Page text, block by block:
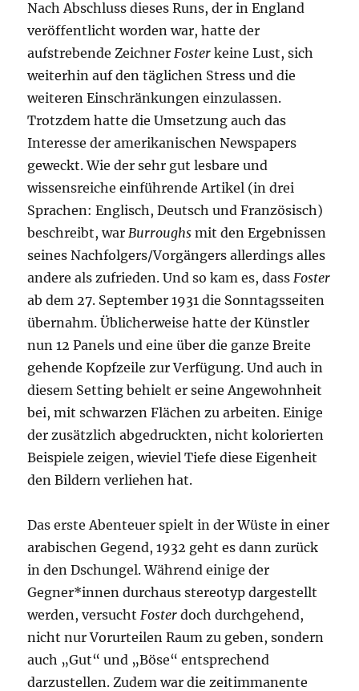
Nach Abschluss dieses Runs, der in England
veröffentlicht worden war, hatte der
aufstrebende Zeichner Foster keine Lust, sich
weiterhin auf den täglichen Stress und die
weiteren Einschränkungen einzulassen.
Trotzdem hatte die Umsetzung auch das
Interesse der amerikanischen Newspapers
geweckt. Wie der sehr gut lesbare und
wissensreiche einführende Artikel (in drei
Sprachen: Englisch, Deutsch und Französisch)
beschreibt, war Burroughs mit den Ergebnissen
seines Nachfolgers/Vorgängers allerdings alles
andere als zufrieden. Und so kam es, dass Foster
ab dem 27. September 1931 die Sonntagsseiten
übernahm. Üblicherweise hatte der Künstler
nun 12 Panels und eine über die ganze Breite
gehende Kopfzeile zur Verfügung. Und auch in
diesem Setting behielt er seine Angewohnheit
bei, mit schwarzen Flächen zu arbeiten. Einige
der zusätzlich abgedruckten, nicht kolorierten
Beispiele zeigen, wieviel Tiefe diese Eigenheit
den Bildern verliehen hat.
Das erste Abenteuer spielt in der Wüste in einer
arabischen Gegend, 1932 geht es dann zurück
in den Dschungel. Während einige der
Gegner*innen durchaus stereotyp dargestellt
werden, versucht Foster doch durchgehend,
nicht nur Vorurteilen Raum zu geben, sondern
auch „Gut“ und „Böse“ entsprechend
darzustellen. Zudem war die zeitimmanente